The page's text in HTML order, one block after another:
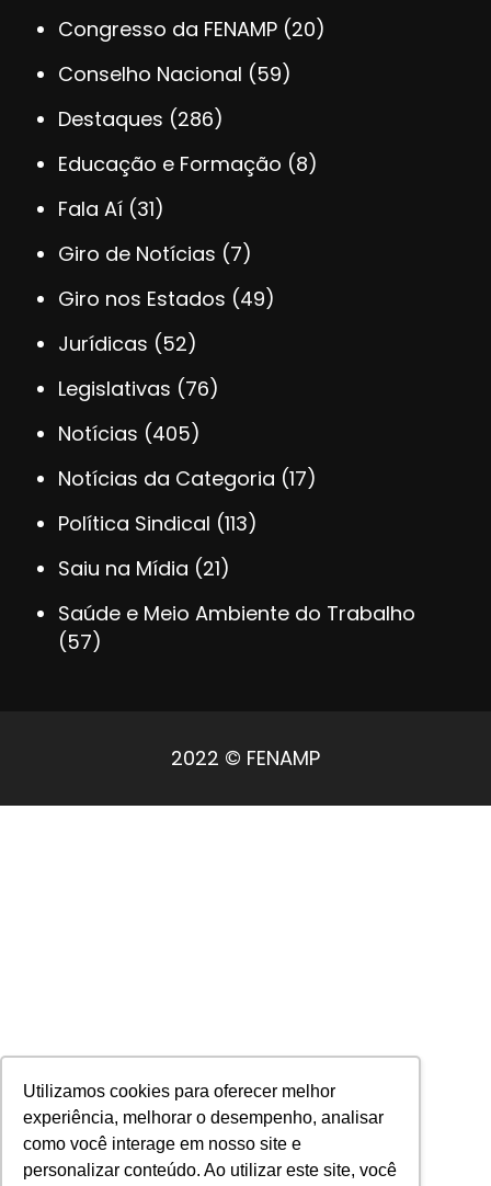
Utilizamos cookies para oferecer melhor
experiência, melhorar o desempenho, analisar
como você interage em nosso site e
personalizar conteúdo. Ao utilizar este site, você
Congresso da FENAMP (20)
Conselho Nacional (59)
Destaques (286)
Educação e Formação (8)
Fala Aí (31)
Giro de Notícias (7)
Giro nos Estados (49)
Jurídicas (52)
Legislativas (76)
Notícias (405)
Notícias da Categoria (17)
Política Sindical (113)
Saiu na Mídia (21)
Saúde e Meio Ambiente do Trabalho
(57)
2022 © FENAMP